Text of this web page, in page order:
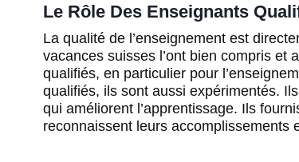
Le Rôle Des Enseignants
La qualité de l’enseignement est
vacances suisses l’ont bien compris et
qualifiés, en particulier pour
qualifiés, ils sont aussi expérimentés.
qui améliorent l’apprentissage. Ils
reconnaissent leurs accomplissements